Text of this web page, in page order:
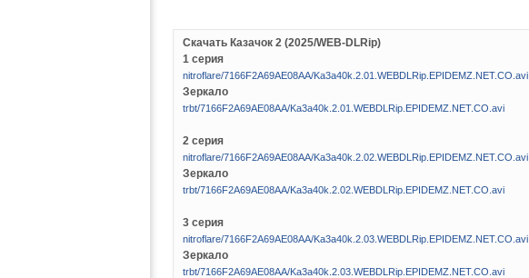
Скачать Казачок 2 (2025/WEB-DLRip)
1 серия
nitroflare/7166F2A69AE08AA/Ka3a40k.2.01.WEBDLRip.EPIDEMZ.NET.CO.avi
Зеркало
trbt/7166F2A69AE08AA/Ka3a40k.2.01.WEBDLRip.EPIDEMZ.NET.CO.avi
2 серия
nitroflare/7166F2A69AE08AA/Ka3a40k.2.02.WEBDLRip.EPIDEMZ.NET.CO.avi
Зеркало
trbt/7166F2A69AE08AA/Ka3a40k.2.02.WEBDLRip.EPIDEMZ.NET.CO.avi
3 серия
nitroflare/7166F2A69AE08AA/Ka3a40k.2.03.WEBDLRip.EPIDEMZ.NET.CO.avi
Зеркало
trbt/7166F2A69AE08AA/Ka3a40k.2.03.WEBDLRip.EPIDEMZ.NET.CO.avi